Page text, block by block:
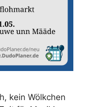
kein Wölkchen